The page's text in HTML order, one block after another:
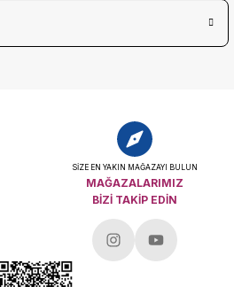
SİZE EN YAKIN MAĞAZAYI BULUN
MAĞAZALARIMIZ
BİZİ TAKİP EDİN